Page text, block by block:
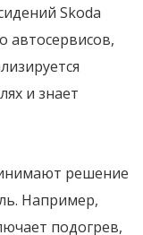
Skoda
автосервисов,
и знает
решение
Например,
подогрев,